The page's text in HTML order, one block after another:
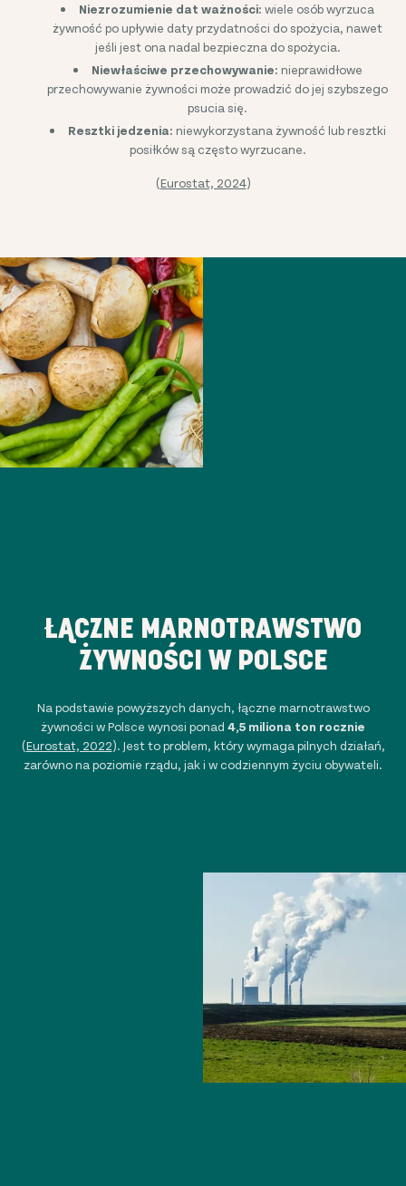
Niezrozumienie dat ważności: wiele osób wyrzuca
żywność po upływie daty przydatności do spożycia, nawet
jeśli jest ona nadal bezpieczna do spożycia.
Niewłaściwe przechowywanie: nieprawidłowe
przechowywanie żywności może prowadzić do jej szybszego
psucia się.
Resztki jedzenia: niewykorzystana żywność lub resztki
posiłków są często wyrzucane.
(Eurostat, 2024)
ŁĄCZNE MARNOTRAWSTWO
ŻYWNOŚCI W POLSCE
Na podstawie powyższych danych, łączne marnotrawstwo
żywności w Polsce wynosi ponad 4,5 miliona ton rocznie
(Eurostat, 2022). Jest to problem, który wymaga pilnych działań,
zarówno na poziomie rządu, jak i w codziennym życiu obywateli.